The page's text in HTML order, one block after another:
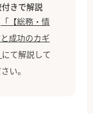
きで解説
「【総務・情
成功のカギ
にて解説して
い。